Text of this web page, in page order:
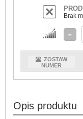
Brak
ZOSTAW
NUMER
Opis produktu